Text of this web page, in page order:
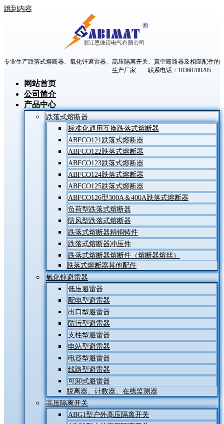
跳到内容
专业生产跌落式熔断器、氧化锌避雷器、高压隔离开关、真空断路器及相应配件的
生产厂家 联系电话：18368780285
网站首页
公司简介
产品中心
跌落式熔断器
标准化通用互换跌落式熔断器
ABFCO121跌落式熔断器
ABFCO122跌落式熔断器
ABFCO123跌落式熔断器
ABFCO124跌落式熔断器
ABFCO125跌落式熔断器
ABFCO126型300A＆400A跌落式熔断器
负荷型跌落式熔断器
防风型跌落式熔断器
跌落式熔断器精铜铸件
跌落式熔断器冲压件
跌落式熔断器熔断件（熔断器熔丝）
跌落式熔断器其他配件
氧化锌避雷器
低压避雷器
配电型避雷器
出口型避雷器
防污型避雷器
支柱型避雷器
电站型避雷器
电容型避雷器
线路型避雷器
可卸式避雷器
脱离器、计数器、在线监测器
高压隔离开关
ABG1型户外高压隔离开关